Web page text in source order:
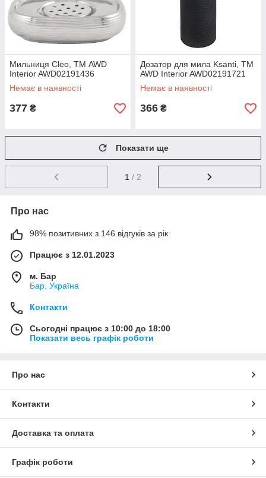
Мильниця Cleo, ТМ AWD
Interior AWD02191436
Немає в наявності
377 ₴
Дозатор для мила Ksanti, ТМ
AWD Interior AWD02191721
Немає в наявності
366 ₴
Показати ще
1 / 2
Про нас
98% позитивних з 146 відгуків за рік
Працює з 12.01.2023
м. Бар
Бар, Україна
Контакти
Сьогодні працює з 10:00 до 18:00
Показати весь графік роботи
Про нас
Контакти
Доставка та оплата
Графік роботи